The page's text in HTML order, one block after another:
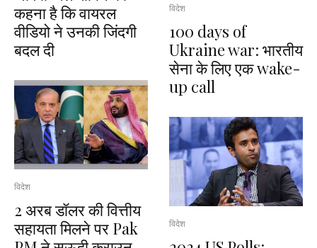
कहना है कि वायरल
वीडियो ने उनकी जिंदगी
बदल दी
विदेश
2 अरब डॉलर की वित्तीय
सहायता मिलने पर Pak
विदेश
100 days of
Ukraine war: भारतीय
सेना के लिए एक wake-
up call
विदेश